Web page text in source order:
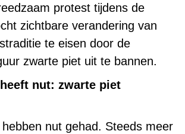
protest tijdens de
zichtbare verandering van
te eisen door de
zwarte piet uit te bannen.
nut: zwarte piet
nut gehad. Steeds meer